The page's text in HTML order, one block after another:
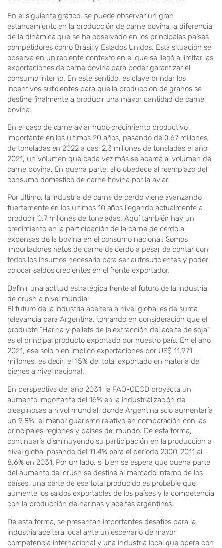
En el siguiente gráfico, se puede observar un gran
estancamiento en la producción de carne bovina, a diferencia
de la dinámica que se ha observado en los principales países
competidores como Brasil y Estados Unidos. Esta situación se
observa en un reciente contexto en el que se llegó a limitar las
exportaciones de carne bovina para poder garantizar el
consumo interno. En este sentido, es clave brindar los
incentivos suficientes para que la producción de granos se
destine finalmente a producir una mayor cantidad de carne
bovina.
En el caso de carne aviar hubo crecimiento productivo
importante en los últimos 20 años, pasando de 0,67 millones
de toneladas en 2022 a casi 2,3 millones de toneladas el año
2021, un volumen que cada vez más se acerca al volumen de
carne bovina. En buena parte, ello obedece al reemplazo del
consumo doméstico de carne bovina por la aviar.
Por último, la industria de carne de cerdo viene avanzando
fuertemente en los últimos 10 años llegando actualmente a
producir 0,7 millones de toneladas. Aquí también hay un
crecimiento en la participación de la carne de cerdo a
expensas de la bovina en el consumo nacional. Somos
importadores netos de carne de cerdo a pesar de contar con
todos los insumos necesario para ser autosuficientes y poder
colocar saldos crecientes en el frente exportador.
Definir una actitud estratégica frente al futuro de la industria
de crush a nivel mundial
El futuro de la industria aceitera a nivel global es de suma
relevancia para Argentina, tomando en consideración que el
producto “Harina y pellets de la extracción del aceite de soja”
es el principal producto exportado por nuestro país. En el año
2021, ese solo bien implicó exportaciones por US$ 11.971
millones, es decir, el 15% del total exportado en materia de
bienes a nivel nacional.
En perspectiva del año 2031, la FAO-OECD proyecta un
aumento importante del 16% en la industrialización de
oleaginosas a nivel mundial, donde Argentina solo aumentaría
un 9,8%, el menor guarismo relativo en comparación con las
principales regiones y países del mundo. De esta forma,
continuaría disminuyendo su participación en la producción a
nivel global pasando del 11,4% para el período 2000-2011 al
8,6% en 2031. Por un lado, si bien se espera que buena parte
del aumento del crush se destine al mercado interno de los
países, una parte de ese total producido es probable que
aumente los saldos exportables de los países y la competencia
con la producción de harinas y aceites argentinos.
De esta forma, se presentan importantes desafíos para la
industria aceitera local ante un escenario de mayor
competencia internacional y una industria local que opera con